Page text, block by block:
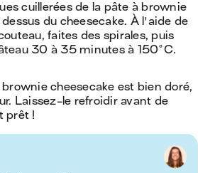
cuillerées de la pâte à brownie
du cheesecake. À l'aide de
faites des spirales, puis
30 à 35 minutes à 150°C.
brownie cheesecake est bien doré,
Laissez-le refroidir avant de
prêt !